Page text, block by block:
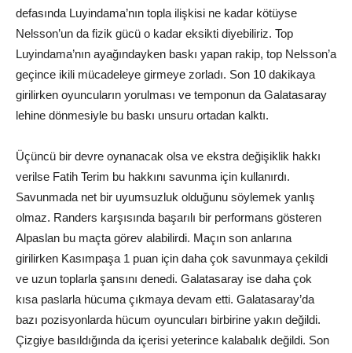
defasında Luyindama’nın topla ilişkisi ne kadar kötüyse
Nelsson’un da fizik gücü o kadar eksikti diyebiliriz. Top
Luyindama’nın ayağındayken baskı yapan rakip, top Nelsson’a
geçince ikili mücadeleye girmeye zorladı. Son 10 dakikaya
girilirken oyuncuların yorulması ve temponun da Galatasaray
lehine dönmesiyle bu baskı unsuru ortadan kalktı.
Üçüncü bir devre oynanacak olsa ve ekstra değişiklik hakkı
verilse Fatih Terim bu hakkını savunma için kullanırdı.
Savunmada net bir uyumsuzluk olduğunu söylemek yanlış
olmaz. Randers karşısında başarılı bir performans gösteren
Alpaslan bu maçta görev alabilirdi. Maçın son anlarına
girilirken Kasımpaşa 1 puan için daha çok savunmaya çekildi
ve uzun toplarla şansını denedi. Galatasaray ise daha çok
kısa paslarla hücuma çıkmaya devam etti. Galatasaray’da
bazı pozisyonlarda hücum oyuncuları birbirine yakın değildi.
Çizgiye basıldığında da içerisi yeterince kalabalık değildi. Son